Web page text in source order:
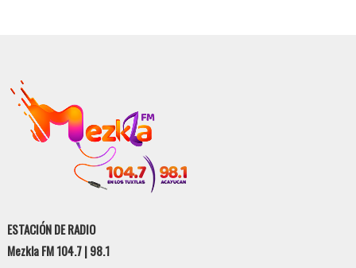
ESTACIÓN DE RADIO
Mezkla FM 104.7 | 98.1